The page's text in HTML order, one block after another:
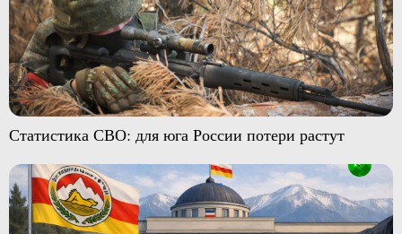
Статистика СВО: для юга России потери растут